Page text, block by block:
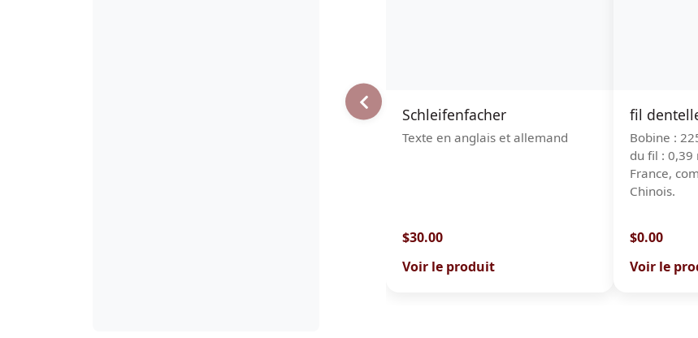
Schleifenfacher
Texte en anglais et allemand
$30.00
Voir le produit
fil
Bobine :
du fil : 0,39
France,
Chinois.
$0.00
Voir le